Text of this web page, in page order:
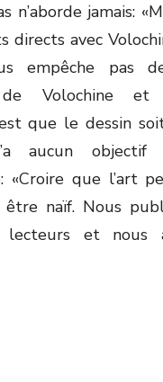
n’aborde jamais:
directs avec
empêche pas
de Volochine
que le dessin
aucun
«Croire que l’art
être naïf. Nous
lecteurs et nous